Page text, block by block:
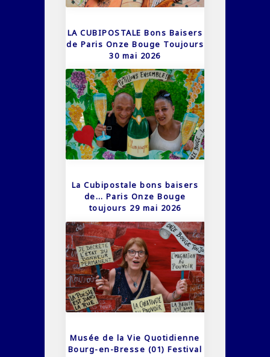
LA CUBIPOSTALE Bons Baisers
de Paris Onze Bouge Toujours
30 mai 2026
La Cubipostale bons baisers
de… Paris Onze Bouge
toujours 29 mai 2026
Musée de la Vie Quotidienne
Bourg-en-Bresse (01) Festival